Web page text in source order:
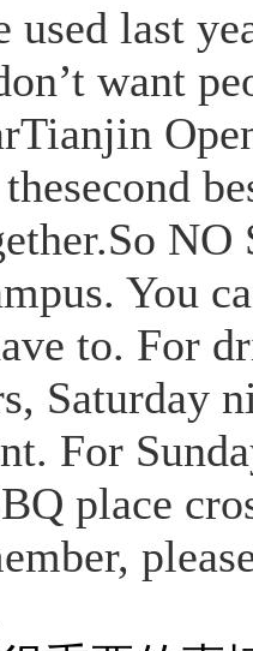
last
want
You
to. For
Saturday
For
place